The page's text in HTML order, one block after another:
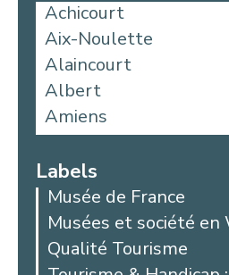
Achicourt
Aix-Noulette
Alaincourt
Albert
Amiens
Aniche
Argoules
Arques
Arras
Auby
Labels
Musée de France
Musées et société en
Qualité Tourisme